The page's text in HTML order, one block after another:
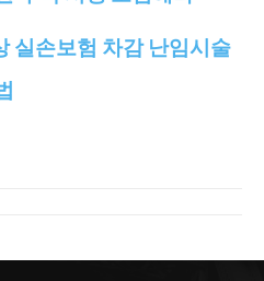
실손보험 차감 난임시술